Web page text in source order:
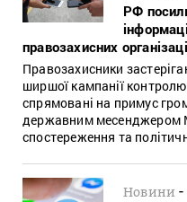
РФ
правозахисних
Правозахисники
ширшої кампанії
спрямовані на примус
державним месенджером
спостереження та
Новини -